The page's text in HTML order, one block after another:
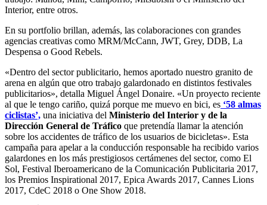
Interior, entre otros.
En su portfolio brillan, además, las colaboraciones con grandes
agencias creativas como MRM/McCann, JWT, Grey, DDB, La
Despensa o Good Rebels.
«Dentro del sector publicitario, hemos aportado nuestro granito de
arena en algún que otro trabajo galardonado en distintos festivales
publicitarios», detalla Miguel Ángel Donaire. «Un proyecto reciente
al que le tengo cariño, quizá porque me muevo en bici, es ‘58 almas
ciclistas’, una iniciativa del Ministerio del Interior y de la
Dirección General de Tráfico que pretendía llamar la atención
sobre los accidentes de tráfico de los usuarios de bicicletas». Esta
campaña para apelar a la conducción responsable ha recibido varios
galardones en los más prestigiosos certámenes del sector, como El
Sol, Festival Iberoamericano de la Comunicación Publicitaria 2017,
los Premios Inspirational 2017, Epica Awards 2017, Cannes Lions
2017, CdeC 2018 o One Show 2018.